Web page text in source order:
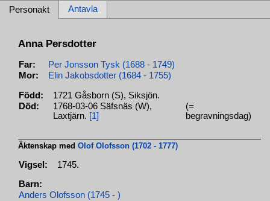
Personakt Antavla
Anna Persdotter
Far:
Per Jonsson Tysk (1688 - 1749)
Mor:
Elin Jakobsdotter (1684 - 1755)
Född:
1721 Gåsborn (S), Siksjön.
Död:
1768-03-06 Säfsnäs (W),
Laxtjärn. [1]
(=
begravningsdag)
Äktenskap medOlof Olofsson (1702 - 1777)
Vigsel: 1745.
Barn:
Anders Olofsson (1745 - )